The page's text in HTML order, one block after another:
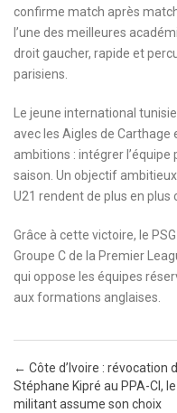
confirme match après
l’une des meilleures
droit gaucher, rapide et
parisiens.
Le jeune international
avec les Aigles de Carthage
ambitions : intégrer
saison. Un objectif
U21 rendent de plus en plus
Grâce à cette victoire, le
Groupe C de la Premier
qui oppose les équipes
aux formations anglaises.
Post navigation
← Côte d’Ivoire : révocation
Stéphane Kipré au PPA-CI, le
militant assume son choix